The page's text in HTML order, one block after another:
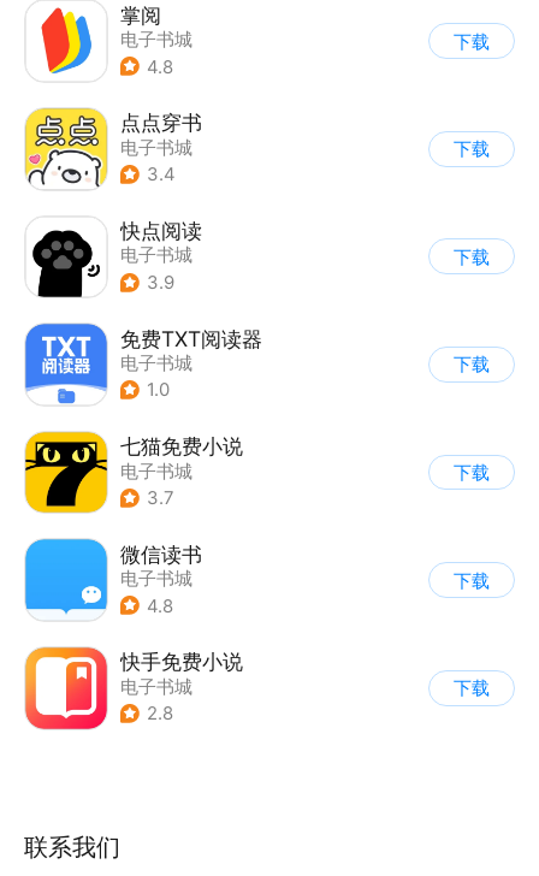
掌阅
电子书城
4.8
下载
点点穿书
电子书城
3.4
下载
快点阅读
电子书城
3.9
下载
免费TXT阅读器
电子书城
1.0
下载
七猫免费小说
电子书城
3.7
下载
微信读书
电子书城
4.8
下载
快手免费小说
电子书城
2.8
下载
联系我们